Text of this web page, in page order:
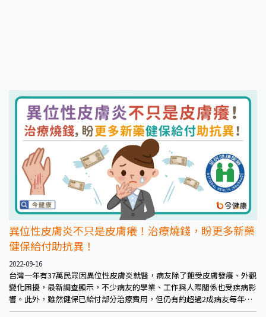
異位性皮膚炎不只是皮膚癢！治療燒錢，盼更多新藥
健保給付助抗異！
2022-09-16
台灣一年有37萬民眾因異位性皮膚炎就醫，病友除了飽受皮膚發癢、外觀
變化困擾，最新調查顯示，不少病友的學業、工作與人際關係也受疾病影
響。此外，雖然健保已給付部分治療費用，但仍有約超過2成病友每年自
行額外花費10萬元以上、用於保濕品與其他非健保皮膚治療用藥。